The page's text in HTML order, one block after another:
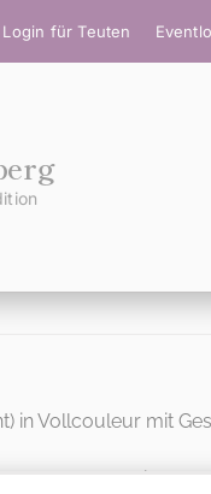
Login für Teuten
in Vollcouleur mit
etc.), Inoffizium
Du